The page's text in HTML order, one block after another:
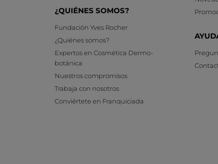
¿QUIÉNES SOMOS?
Fundación Yves Rocher
¿Quiénes somos?
Expertos en Cosmética Dermo-
botánica
Nuestros compromisos
Trabaja con nosotros
Conviértete en Franquiciada